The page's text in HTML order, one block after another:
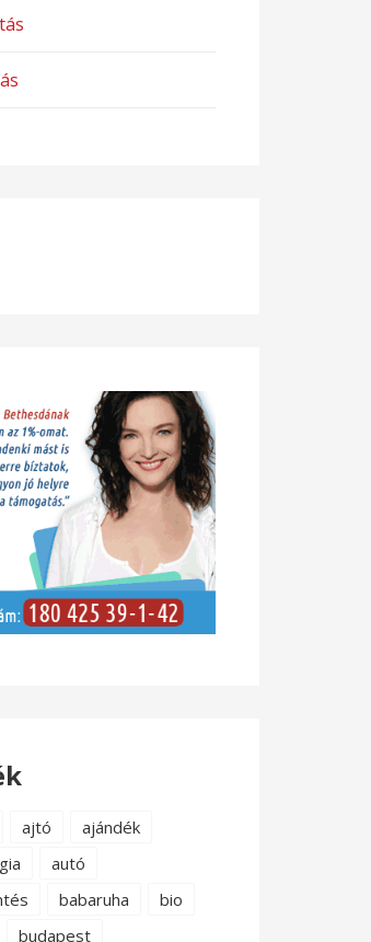
ajtó
ajándék
autó
babaruha
bio
budapest